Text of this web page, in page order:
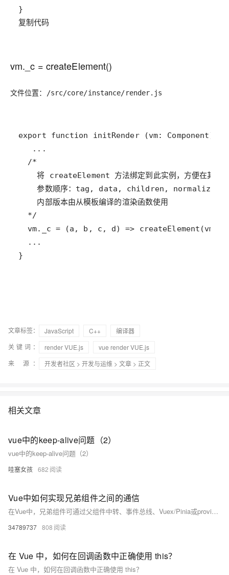
复制代码
vm._c = createElement()
文件位置： /src/core/instance/render.js
}
文章标签： JavaScript C++
编译器
关键词：
render VUE.js
vue render VUE.js
来 源：
开发者社区 > 开发与运维 > 文章 > 正文
相关文章
vue中的keep-alive问题（2）
vue中的keep-alive问题（2）
哇塞女孩 682
Vue中如何实现兄弟组件之间的通信
在Vue中，兄弟组件可通过父组件中转、事件总线、Vuex/Pinia或provide/inject实现通信。小型项目推荐父组件中转或事件总线，大型项目建议使用Pinia等状态管理工具，确保数据流清晰可控，避免内存泄漏。
34789737 808
在 Vue 中，如何在回调函数中正确使用 this？
在 Vue 中，如何在回调函数中正确使用 this？